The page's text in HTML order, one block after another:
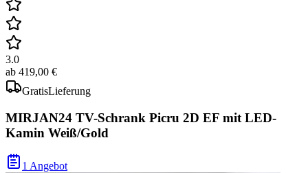
3.0
ab 419,00 €
GratisLieferung
MIRJAN24 TV-Schrank Picru 2D EF mit LED-
Kamin Weiß/Gold
1 Angebot